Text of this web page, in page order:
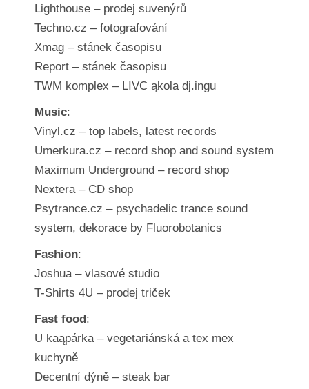
Lighthouse – prodej suvenýrů
Techno.cz – fotografování
Xmag – stánek časopisu
Report – stánek časopisu
TWM komplex – LIVC ąkola dj.ingu
Music:
Vinyl.cz – top labels, latest records
Umerkura.cz – record shop and sound system
Maximum Underground – record shop
Nextera – CD shop
Psytrance.cz – psychadelic trance sound
system, dekorace by Fluorobotanics
Fashion:
Joshua – vlasové studio
T-Shirts 4U – prodej triček
Fast food:
U kaąpárka – vegetariánská a tex mex
kuchyně
Decentní dýně – steak bar